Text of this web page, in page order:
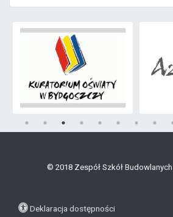
© 2018 Zespół Szkół
Deklaracja dostępności